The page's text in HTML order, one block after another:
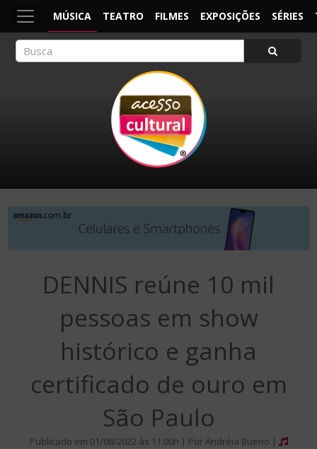
MÚSICA TEATRO FILMES EXPOSIÇÕES SÉRIES
DENNIS reúne 10 mil
pessoas em show
histórico e ganha
certificado de ouro em
São Paulo
Publicado em 01/08/2022 às 11:00h | Por Andréia Bueno |